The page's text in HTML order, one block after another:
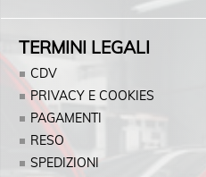
TERMINI LEGALI
CDV
PRIVACY E COOKIES
PAGAMENTI
RESO
SPEDIZIONI